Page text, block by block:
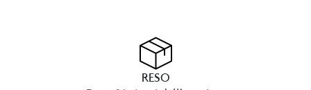
RESO